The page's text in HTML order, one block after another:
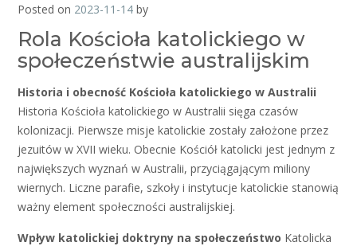
Posted on 2023-11-14 by
Rola Kościoła katolickiego w
społeczeństwie australijskim
Historia i obecność Kościoła katolickiego w Australii
Historia Kościoła katolickiego w Australii sięga czasów
kolonizacji. Pierwsze misje katolickie zostały założone przez
jezuitów w XVII wieku. Obecnie Kościół katolicki jest jednym z
największych wyznań w Australii, przyciągającym miliony
wiernych. Liczne parafie, szkoły i instytucje katolickie stanowią
ważny element społeczności australijskiej.
Wpływ katolickiej doktryny na społeczeństwo Katolicka